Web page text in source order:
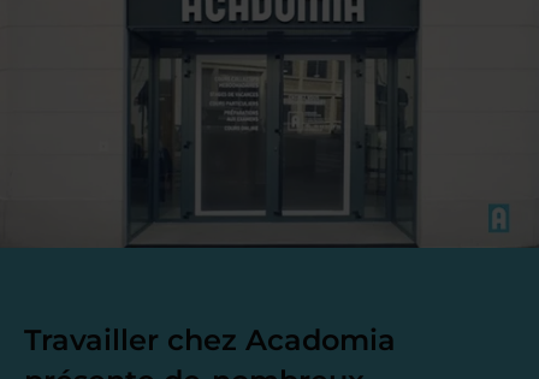
Travailler chez Acadomia